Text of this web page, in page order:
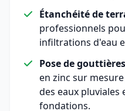
Étanchéité de
professionnels
infiltrations d'eau
Pose de
en zinc sur
des eaux
fondations.